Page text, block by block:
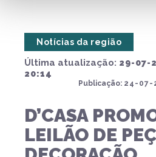
Última atualização: 29-07-
20:14
Publicação: 24-07-
Notícias da região
D’CASA
LEILÃO DE